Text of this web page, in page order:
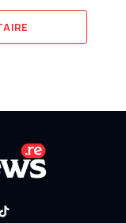
TikTok